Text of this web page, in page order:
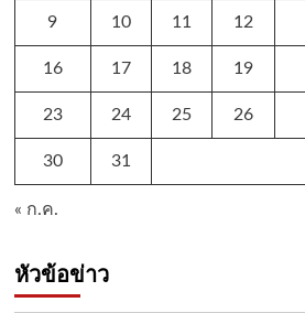
9 10 11 12
16 17 18 19
23 24 25 26
30 31
« ก.ค.
หัวข้อข่าว